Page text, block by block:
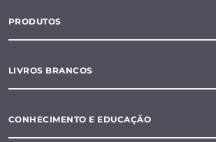
PRODUTOS
LIVROS BRANCOS
CONHECIMENTO E EDUCAÇÃO